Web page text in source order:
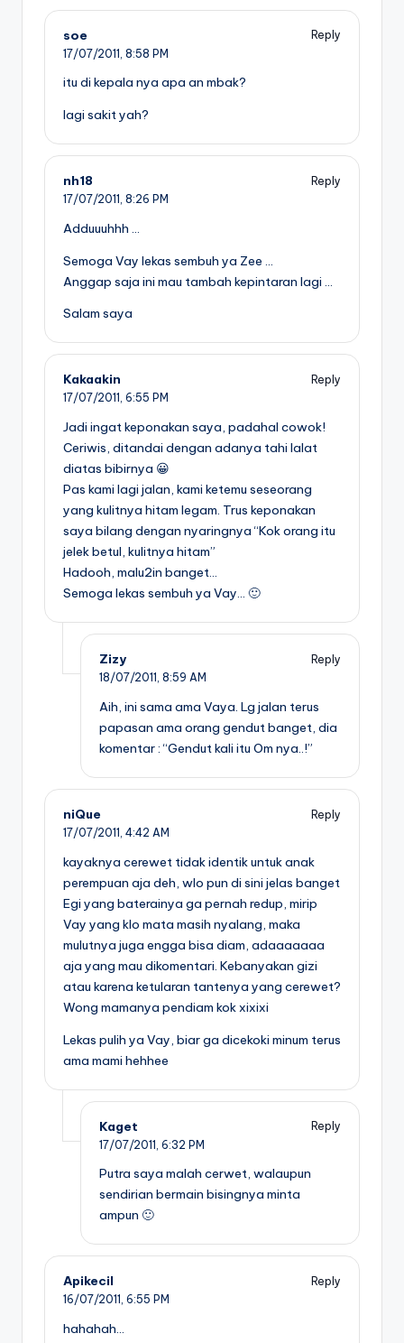
soe
Reply
17/07/2011, 8:58 PM
itu di kepala nya apa an mbak?
lagi sakit yah?
nh18
Reply
17/07/2011, 8:26 PM
Adduuuhhh …
Semoga Vay lekas sembuh ya Zee …
Anggap saja ini mau tambah kepintaran lagi …
Salam saya
Kakaakin
Reply
17/07/2011, 6:55 PM
Jadi ingat keponakan saya, padahal cowok!
Ceriwis, ditandai dengan adanya tahi lalat
diatas bibirnya 😀
Pas kami lagi jalan, kami ketemu seseorang
yang kulitnya hitam legam. Trus keponakan
saya bilang dengan nyaringnya “Kok orang itu
jelek betul, kulitnya hitam”
Hadooh, malu2in banget…
Semoga lekas sembuh ya Vay… 🙂
Zizy
Reply
18/07/2011, 8:59 AM
Aih, ini sama ama Vaya. Lg jalan terus
papasan ama orang gendut banget, dia
komentar : “Gendut kali itu Om nya..!”
niQue
Reply
17/07/2011, 4:42 AM
kayaknya cerewet tidak identik untuk anak
perempuan aja deh, wlo pun di sini jelas banget
Egi yang baterainya ga pernah redup, mirip
Vay yang klo mata masih nyalang, maka
mulutnya juga engga bisa diam, adaaaaaaa
aja yang mau dikomentari. Kebanyakan gizi
atau karena ketularan tantenya yang cerewet?
Wong mamanya pendiam kok xixixi
Lekas pulih ya Vay, biar ga dicekoki minum terus
ama mami hehhee
Kaget
Reply
17/07/2011, 6:32 PM
Putra saya malah cerwet, walaupun
sendirian bermain bisingnya minta
ampun 🙂
Apikecil
Reply
16/07/2011, 6:55 PM
hahahah…